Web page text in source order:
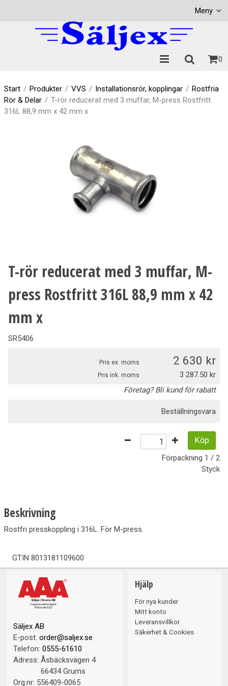
Meny
0
Start / Produkter / VVS / Installationsrör, kopplingar / Rostfria
Rör & Delar / T-rör reducerat med 3 muffar, M-press Rostfritt
316L 88,9 mm x 42 mm x
T-rör reducerat med 3 muffar, M-
press Rostfritt 316L 88,9 mm x 42
mm x
SR5406
Pris ex. moms 2 630
Pris ink. moms
3 287.50
Företag? Bli kund för rabatt
Beställningsvara
Köp
Förpackning 1 / 2
Styck
Beskrivning
Rostfri presskoppling i 316L. För M-press.
GTIN 8013181109600
Säljex AB
E-post: order@saljex.se
Telefon: 0555-61610
Adress: Åsbäcksvägen 4
66434 Grums
Org.nr: 556409-0065
Hjälp
För nya kunder
Mitt konto
Leveransvillkor
Säkerhet & Cookies